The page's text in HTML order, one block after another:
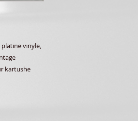
vinyle,
kartushe